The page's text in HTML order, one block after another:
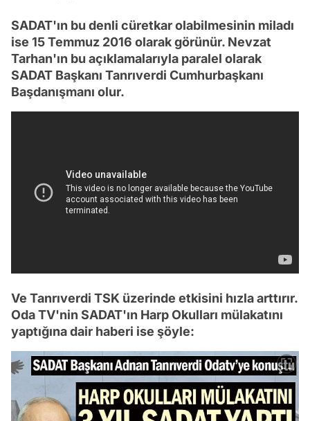
SADAT'ın bu denli cüretkar olabilmesinin miladı
ise 15 Temmuz 2016 olarak görünür. Nevzat
Tarhan'ın bu açıklamalarıyla paralel olarak
SADAT Başkanı Tanrıverdi Cumhurbaşkanı
Başdanışmanı olur.
Ve Tanrıverdi TSK üzerinde etkisini hızla arttırır.
Oda TV'nin SADAT'ın Harp Okulları mülakatını
yaptığına dair haberi ise şöyle: